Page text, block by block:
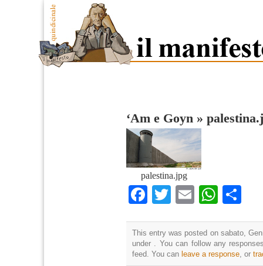
‘Am e Goyn »
palestina.jpg
Facebook
TwitterEmail
This entry was posted on sabato,
under . You can follow any
feed. You can leave a response , or